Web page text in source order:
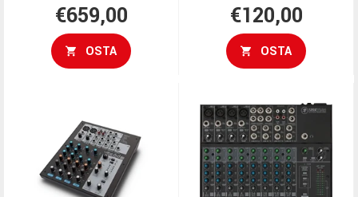
€659,00
OSTA
€120,00
OSTA